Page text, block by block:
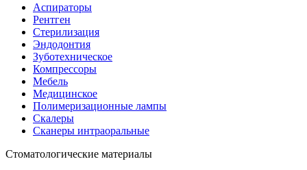
Аспираторы
Рентген
Стерилизация
Эндодонтия
Зуботехническое
Компрессоры
Мебель
Медицинское
Полимеризационные лампы
Скалеры
Сканеры интраоральные
Стоматологические материалы